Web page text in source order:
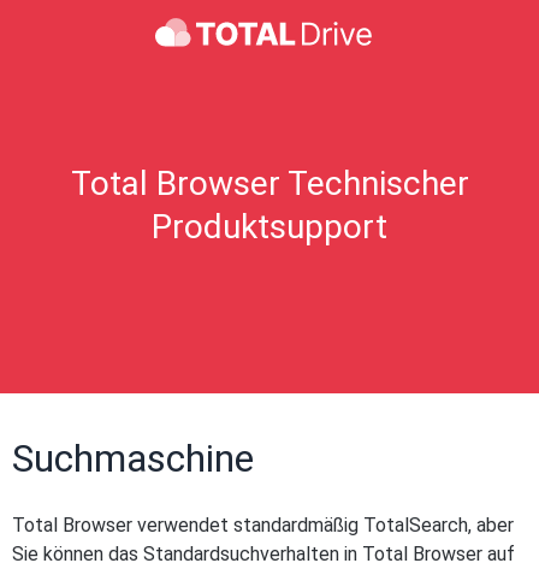
Total Browser Technischer
Produktsupport
Suchmaschine
Total Browser verwendet standardmäßig TotalSearch, aber
Sie können das Standardsuchverhalten in Total Browser auf